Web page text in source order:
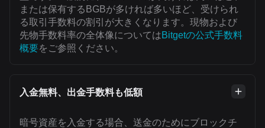
または保有するBGBが多ければ多いほど、受けられ
る取引手数料の割引が大きくなります。現物および
先物手数料率の全体像についてはBitgetの公式手数料
概要をご参照ください。
入金無料、出金手数料も低額
暗号資産を入金する場合、送金のためにブロックチ